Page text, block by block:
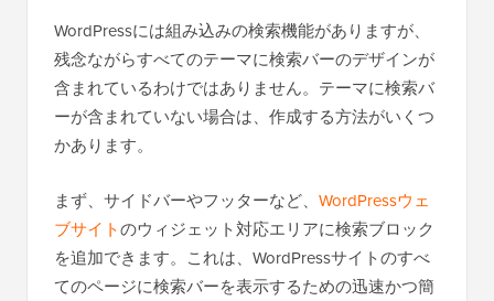
WordPressには組み込みの検索機能がありますが、
残念ながらすべてのテーマに検索バーのデザインが
含まれているわけではありません。テーマに検索バ
ーが含まれていない場合は、作成する方法がいくつ
かあります。
まず、サイドバーやフッターなど、 WordPressウェ
ブサイトのウィジェット対応エリアに検索ブロック
を追加できます。これは、WordPressサイトのすべ
てのページに検索バーを表示するための迅速かつ簡